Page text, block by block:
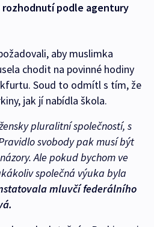
podle agentury
aby muslimka
chodit na povinné hodiny
Soud to odmítl s tím, že
jak jí nabídla škola.
pluralitní společností, s
svobody pak musí být
Ale pokud bychom ve
společná výuka byla
mluvčí federálního